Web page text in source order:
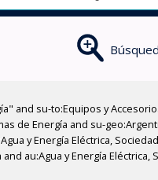
su-to:Equipos y
de Energía and su-
y Energía Eléctrica,
au:Agua y Energía